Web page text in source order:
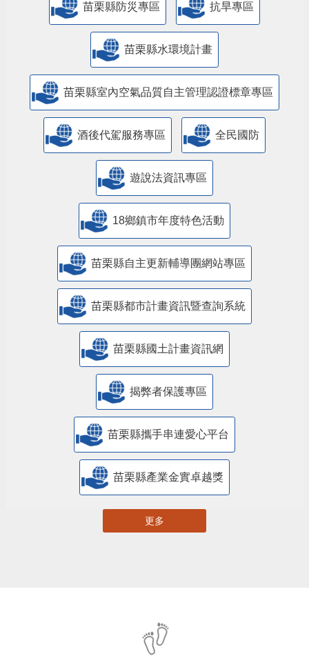
苗栗縣防災專區 抗旱專區
苗栗縣水環境計畫
苗栗縣室內空氣品質自主管理認證標章專區
酒後代駕服務專區 全民國防
遊說法資訊專區
18鄉鎮市年度特色活動
苗栗縣自主更新輔導團網站專區
苗栗縣都市計畫資訊暨查詢系統
苗栗縣國土計畫資訊網
揭弊者保護專區
苗栗縣攜手串連愛心平台
苗栗縣產業金實卓越獎
更多